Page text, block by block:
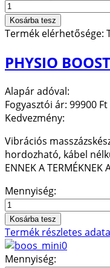
Termék elérhetősége:
PHYSIO
Alapár adóval:
Fogyasztói ár: 99900 Ft
Kedvezmény:
Vibrációs
hordozható, kábel
ENNEK A TERMÉKNEK
Mennyiség:
Termék részletes
Mennyiség: